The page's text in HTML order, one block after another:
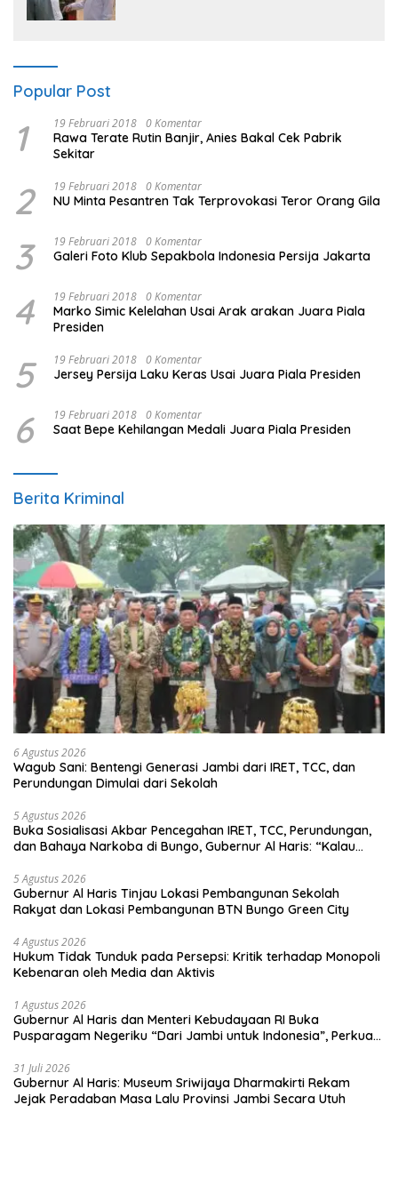
Popular Post
1 19 Februari 2018 0 Komentar
Rawa Terate Rutin Banjir, Anies Bakal Cek Pabrik
Sekitar
2 19 Februari 2018 0 Komentar
NU Minta Pesantren Tak Terprovokasi Teror Orang Gila
3 19 Februari 2018 0 Komentar
Galeri Foto Klub Sepakbola Indonesia Persija Jakarta
4 19 Februari 2018 0 Komentar
Marko Simic Kelelahan Usai Arak arakan Juara Piala
Presiden
5 19 Februari 2018 0 Komentar
Jersey Persija Laku Keras Usai Juara Piala Presiden
6 19 Februari 2018 0 Komentar
Saat Bepe Kehilangan Medali Juara Piala Presiden
Berita Kriminal
6 Agustus 2026
Wagub Sani: Bentengi Generasi Jambi dari IRET, TCC, dan
Perundungan Dimulai dari Sekolah
5 Agustus 2026
Buka Sosialisasi Akbar Pencegahan IRET, TCC, Perundungan,
dan Bahaya Narkoba di Bungo, Gubernur Al Haris: “Kalau
tangan”
5 Agustus 2026
Gubernur Al Haris Tinjau Lokasi Pembangunan Sekolah
Rakyat dan Lokasi Pembangunan BTN Bungo Green City
4 Agustus 2026
Hukum Tidak Tunduk pada Persepsi: Kritik terhadap Monopoli
Kebenaran oleh Media dan Aktivis
1 Agustus 2026
Gubernur Al Haris dan Menteri Kebudayaan RI Buka
Pusparagam Negeriku “Dari Jambi untuk Indonesia”, Perkuat
31 Juli 2026
Gubernur Al Haris: Museum Sriwijaya Dharmakirti Rekam
Jejak Peradaban Masa Lalu Provinsi Jambi Secara Utuh